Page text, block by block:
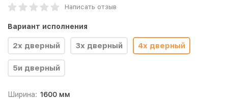
Написать отзыв
Вариант исполнения
2х дверный 3х дверный 4х дверный
5и дверный
Ширина: 1600 мм